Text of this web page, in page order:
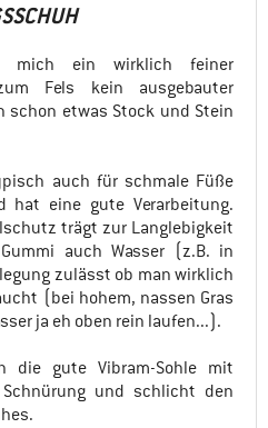
mich ein wirklich feiner
Fels kein ausgebauter
schon etwas Stock und Stein
auch für schmale Füße
hat eine gute Verarbeitung.
trägt zur Langlebigkeit
auch Wasser (z.B. in
zulässt ob man wirklich
(bei hohem, nassen Gras
ja eh oben rein laufen...).
die gute Vibram-Sohle mit
und schlicht den